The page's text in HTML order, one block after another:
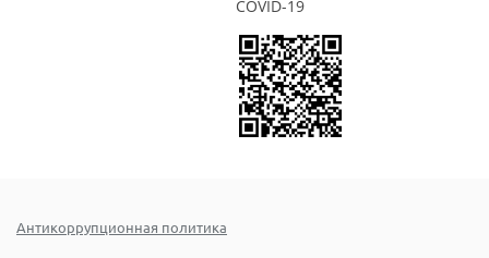
COVID-19
Антикоррупционная политика